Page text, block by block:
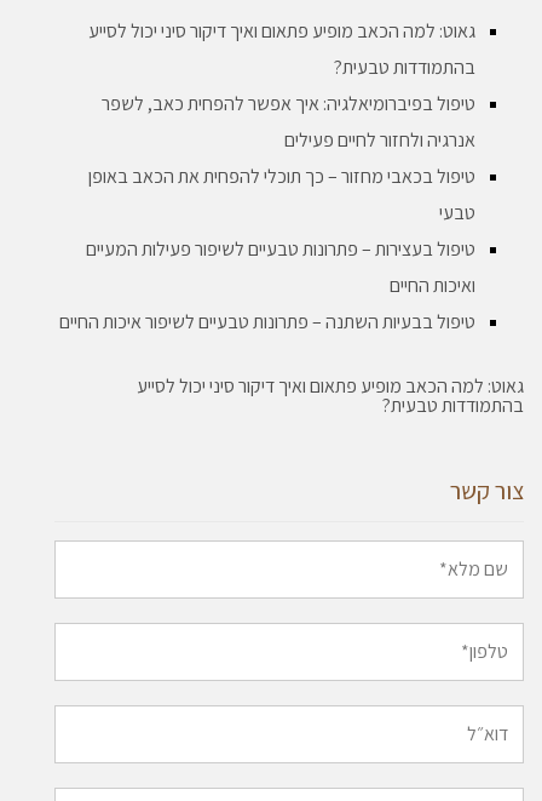
גאוט: למה הכאב מופיע פתאום ואיך דיקור סיני יכול לסייע
בהתמודדות טבעית?
טיפול בפיברומיאלגיה: איך אפשר להפחית כאב, לשפר
אנרגיה ולחזור לחיים פעילים
טיפול בכאבי מחזור – כך תוכלי להפחית את הכאב באופן
טבעי
טיפול בעצירות – פתרונות טבעיים לשיפור פעילות המעיים
ואיכות החיים
טיפול בבעיות השתנה – פתרונות טבעיים לשיפור איכות החיים
גאוט: למה הכאב מופיע פתאום ואיך דיקור סיני יכול לסייע
בהתמודדות טבעית?
צור קשר